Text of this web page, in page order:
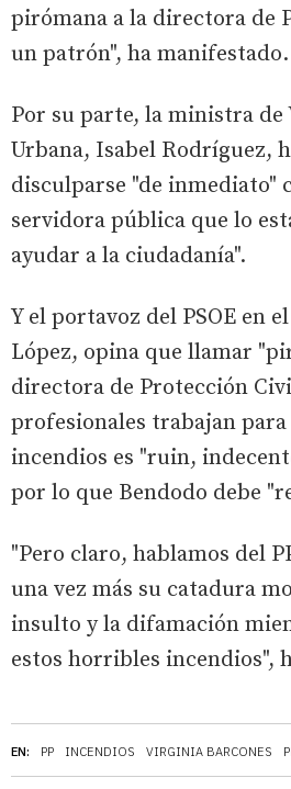
EN: PP INCENDIOS VIRGINIA BARCONES
pirómana a la directora de
un patrón", ha manifestado.
Por su parte, la ministra de
Urbana, Isabel Rodríguez,
disculparse "de inmediato"
servidora pública que lo
ayudar a la ciudadanía".
Y el portavoz del PSOE en
López, opina que llamar
directora de Protección
profesionales trabajan
incendios es "ruin,
por lo que Bendodo debe
"Pero claro, hablamos del
una vez más su catadura
insulto y la difamación
estos horribles incendios",